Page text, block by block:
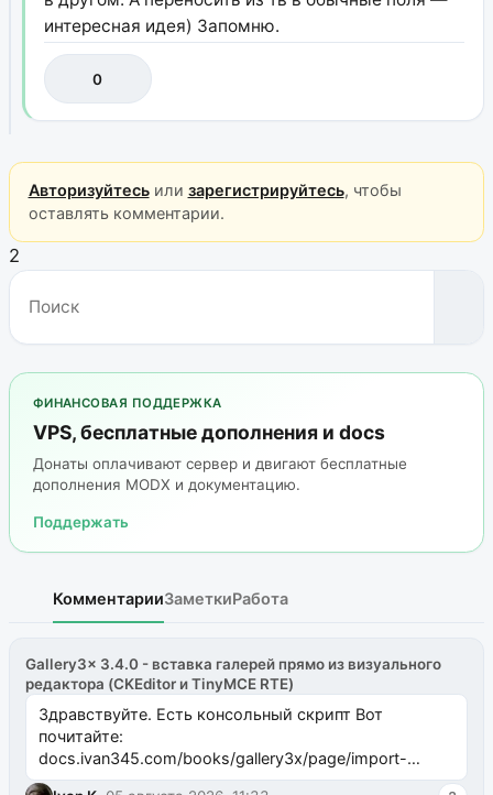
интересная идея) Запомню.
0
Авторизуйтесьили зарегистрируйтесь, чтобы
оставлять комментарии.
2
ФИНАНСОВАЯ ПОДДЕРЖКА
VPS, бесплатные дополнения и docs
Донаты оплачивают сервер и двигают бесплатные
дополнения MODX и документацию.
Поддержать
КомментарииЗаметкиРабота
Gallery3x 3.4.0 - вставка галерей прямо из визуального
редактора (CKEditor и TinyMCE RTE)
Здравствуйте. Есть консольный скрипт Вот
почитайте:
docs.ivan345.com/books/gallery3x/page/import-
ms2galleryphp